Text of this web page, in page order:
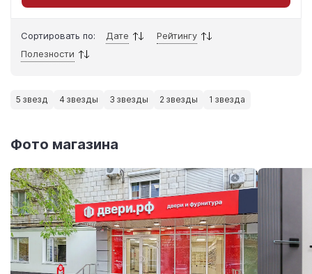
Сортировать по: Дате
Рейтингу
Полезности
5 звезд 4 звезды 3 звезды 2 звезды 1 звезда
Фото магазина